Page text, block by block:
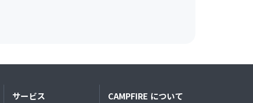
サービス CAMPFIRE について